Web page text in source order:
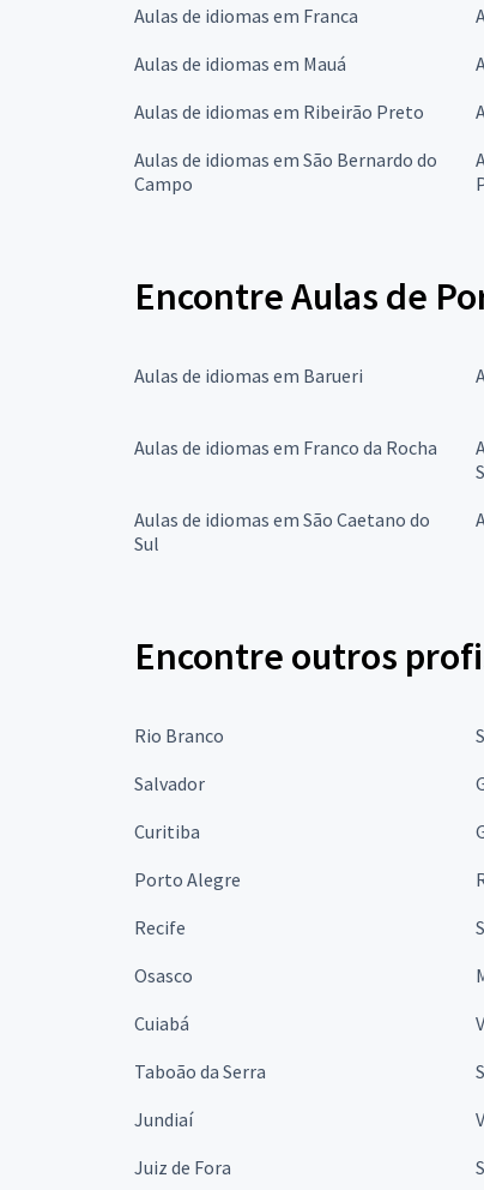
Aulas de idiomas em Franca
Aulas de idiomas em Mauá
Aulas de idiomas em Ribeirão Preto
Aulas de idiomas em São Bernardo do
Campo
Encontre Aulas de
Aulas de idiomas em Barueri
Aulas de idiomas em Franco da Rocha
Aulas de idiomas em São Caetano do
Sul
Encontre outros
Rio Branco
Salvador
Curitiba
Porto Alegre
Recife
Osasco
Cuiabá
Taboão da Serra
Jundiaí
Juiz de Fora